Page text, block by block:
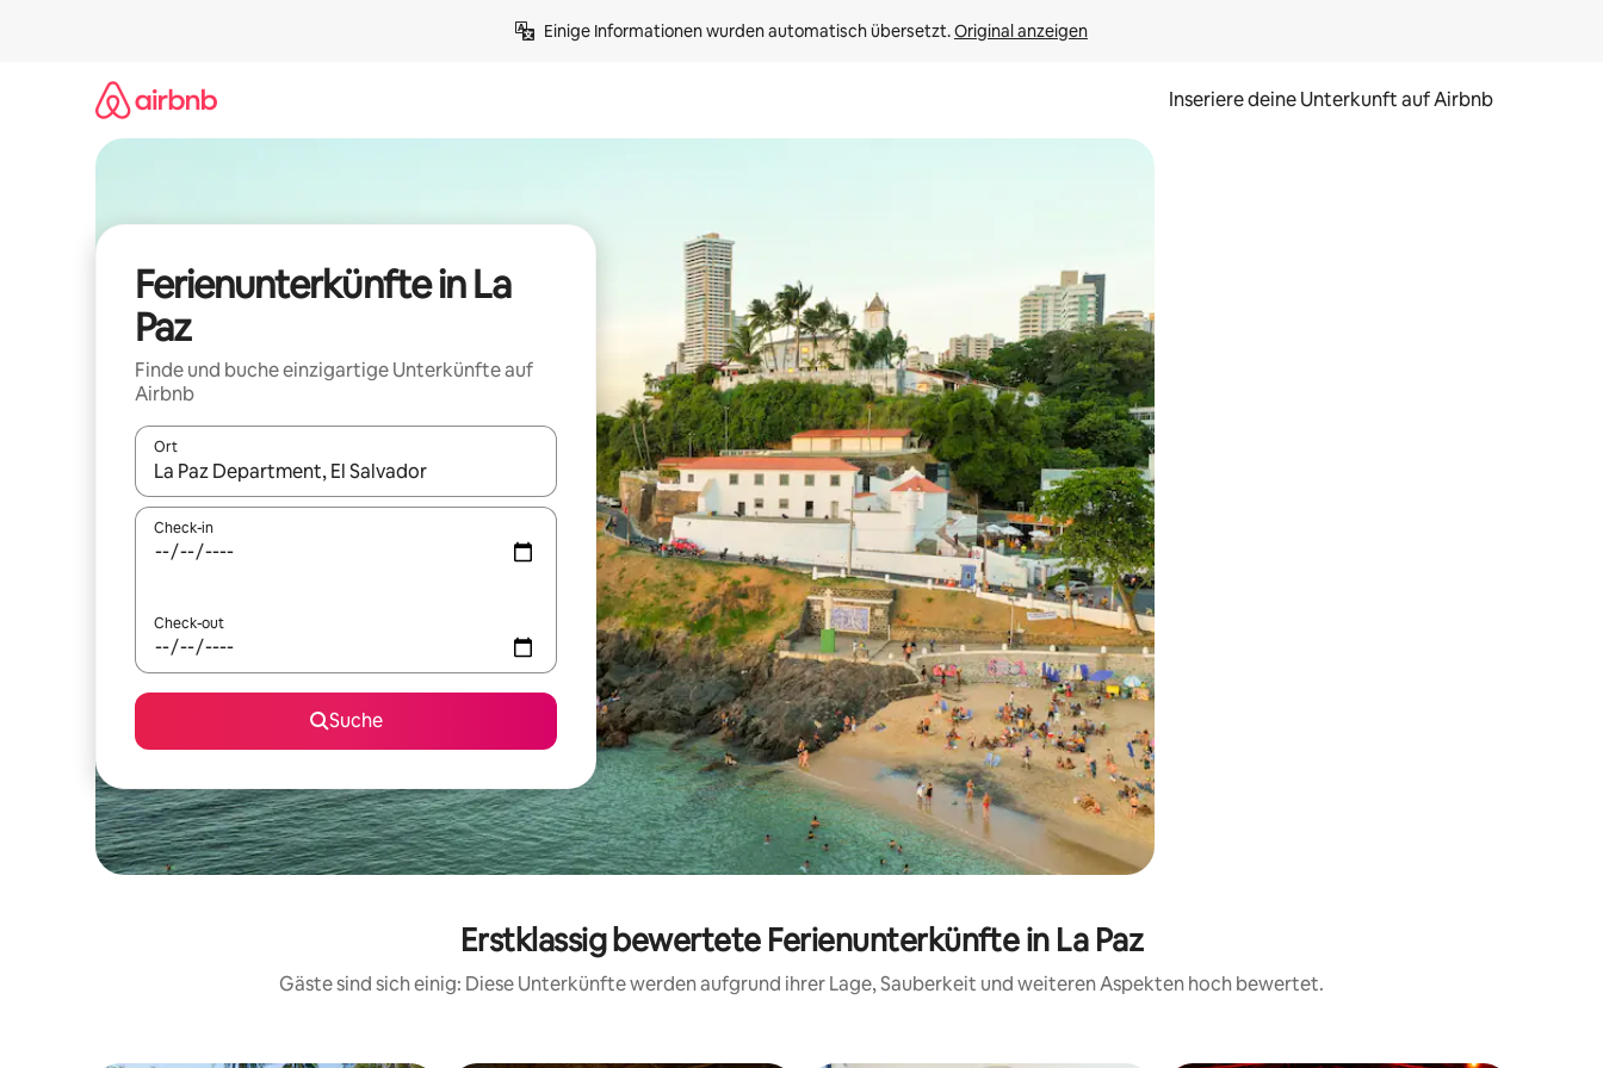
Einige Informationen wurden automatisch übersetzt. Original anzeigen
Inseriere deine Unterkunft auf Airbnb
Ferienunterkünfte in La
Paz
Finde und buche einzigartige Unterkünfte auf
Airbnb
Ort
Wenn Ergebnisse verfügbar sind, navigiere mit den Pfeiltasten nach oben und unten oder erkunde die Ergebnisse durch Berühren oder Wischgesten.
Check-in
Check-out
Suche
Erstklassig bewertete Ferienunterkünfte in La Paz
Gäste sind sich einig: Diese Unterkünfte werden aufgrund ihrer Lage, Sauberkeit und weiteren Aspekten hoch bewertet.